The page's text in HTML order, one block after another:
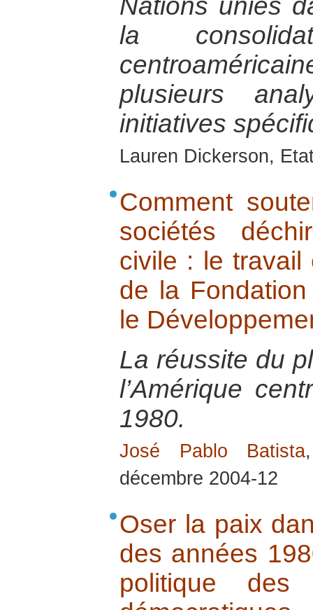
Nations unies
la
plusieurs
initiatives
Lauren Dickerson,
Comment
sociétés
civile : le travail
de la
le
La réussite du
l’Amérique
1980.
José Pablo Batista
décembre 2004-12
Oser la paix
des années
politique des